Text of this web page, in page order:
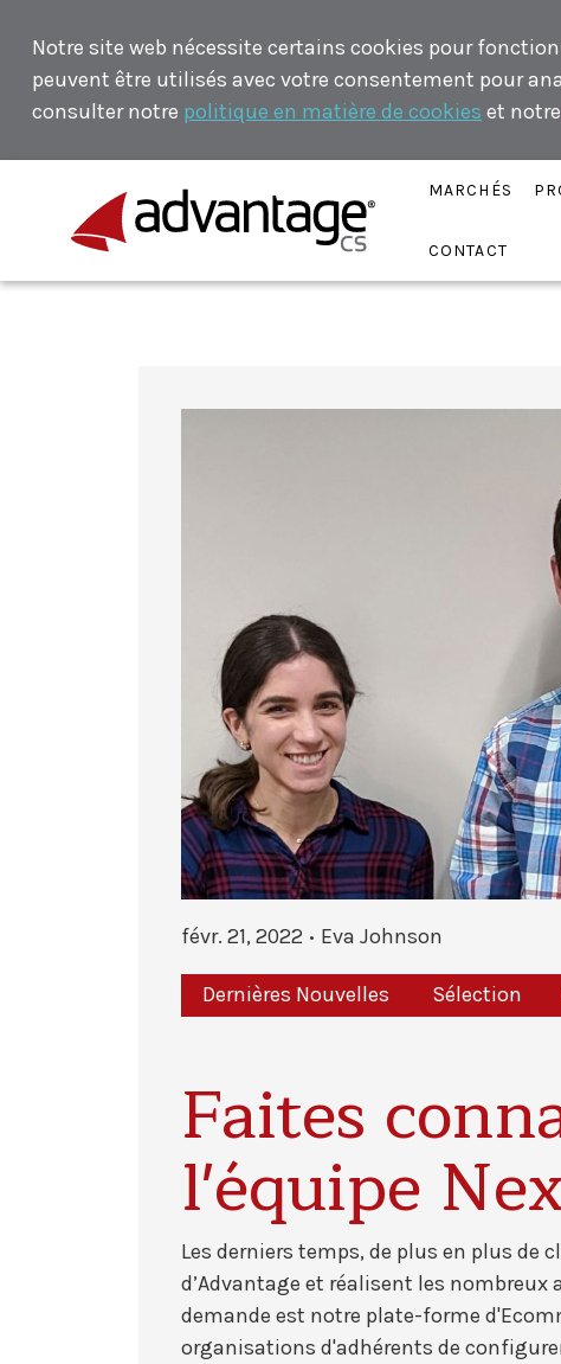
Notre site web nécessite certains cookies pour
peuvent être utilisés avec votre consentement pour
consulter notre politique en matière de cookies et notre
MARCHÉS
CONTACT
févr. 21, 2022 Eva Johnson
Dernières Nouvelles Sélection
Faites
l'équipe
Les derniers temps, de plus en plus de
d’Advantage et réalisent les nombreux
demande est notre plate-forme
organisations d'adhérents de